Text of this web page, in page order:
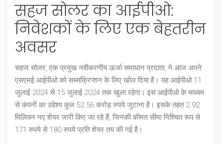
सहज सोलर का आईपीओ:
निवेशकों के लिए एक बेहतरीन
अवसर
सहज सोलर, एक प्रमुख नवीकरणीय ऊर्जा समाधान प्रदाता, ने आज अपने
एसएमई आईपीओ को सब्सक्रिप्शन के लिए खोल दिया है। यह आईपीओ 11
जुलाई 2024 से 15 जुलाई 2024 तक खुला रहेगा। इस आईपीओ के माध्यम
से कंपनी का उद्देश्य कुल 52.56 करोड़ रुपये जुटाना है। इसके तहत 2.92
मिलियन नए शेयर जारी किए जा रहे हैं, जिनकी कीमत सीमा निश्चित रूप से
171 रुपये से 180 रुपये प्रति शेयर तय की गई है।